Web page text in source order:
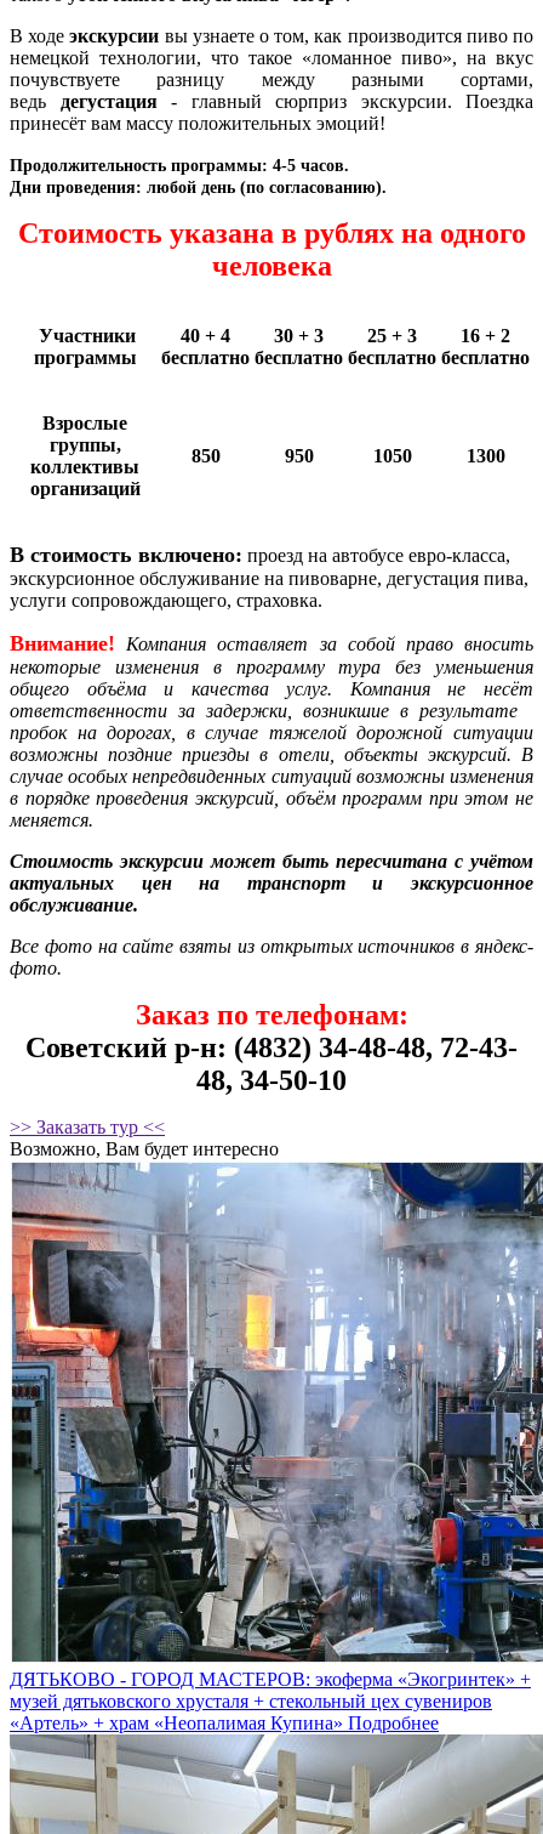
В ходе экскурсии вы узнаете о том, как производится пиво по
немецкой технологии, что такое «ломанное пиво», на вкус
почувствуете разницу между разными сортами,
ведь дегустация- главный сюрприз экскурсии. Поездка
принесёт вам массу положительных эмоций!
Продолжительность программы: 4-5 часов.
Дни проведения: любой день (по согласованию).
Стоимость указана в рублях на одного
человека
Участники
программы
40 + 4
бесплатно
30 + 3
бесплатно
25 + 3
бесплатно
16 + 2
бесплатно
Взрослые
группы,
коллективы
организаций
850 950 1050 1300
В стоимость включено: проезд на автобусе евро-класса,
экскурсионное обслуживание на пивоварне, дегустация пива,
услуги сопровождающего, страховка.
Внимание! Компания оставляет за собой право вносить
некоторые изменения в программу тура без уменьшения
общего объёма и качества услуг. Компания не несёт
ответственности за задержки, возникшие в результате
пробок на дорогах, в случае тяжелой дорожной ситуации
возможны поздние приезды в отели, объекты экскурсий. В
случае особых непредвиденных ситуаций возможны изменения
в порядке проведения экскурсий, объём программ при этом не
меняется.
Стоимость экскурсии может быть пересчитана с учётом
актуальных цен на транспорт и экскурсионное
обслуживание.
Все фото на сайте взяты из открытых источников в яндекс-
фото.
Заказ по телефонам:
Советский р-н: (4832) 34-48-48, 72-43-
48, 34-50-10
>> Заказать тур <<
Возможно, Вам будет интересно
ДЯТЬКОВО - ГОРОД МАСТЕРОВ: экоферма «Экогринтек» +
музей дятьковского хрусталя + стекольный цех сувениров
«Артель» + храм «Неопалимая Купина» Подробнее